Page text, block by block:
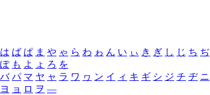
は ば ぱ ま や ゃ ら わ ゎ ん い ぃ き ぎ し じ ち ぢ
ぽ も よ ょ ろ を
バ パ マ ヤ ャ ラ ワ ヮ ン イ ィ キ ギ シ ジ チ ヂ ニ
ヨ ョ ロ ヲ ―